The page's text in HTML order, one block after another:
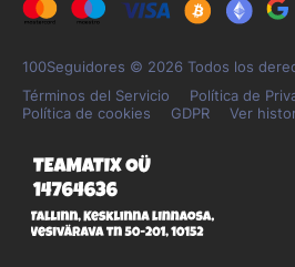
100Seguidores © 2026 Todos los
Términos del Servicio
Política de
Política de cookies
GDPR Ver